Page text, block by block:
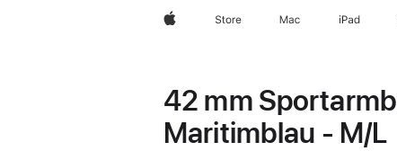
Apple Store Mac iPad
42 mm
Maritimblau - M/L